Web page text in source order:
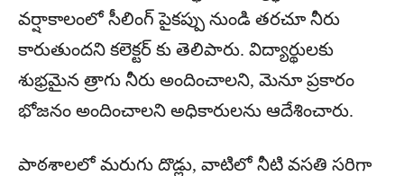
వర్షాకాలంలో సీలింగ్ పైకప్పు నుండి తరచూ నీరు
కారుతుందని కలెక్టర్ కు తెలిపారు. విద్యార్థులకు
శుభ్రమైన త్రాగు నీరు అందించాలని, మెనూ ప్రకారం
భోజనం అందించాలని అధికారులను ఆదేశించారు.
పాఠశాలలో మరుగు దొడ్లు, వాటిలో నీటి వసతి సరిగా